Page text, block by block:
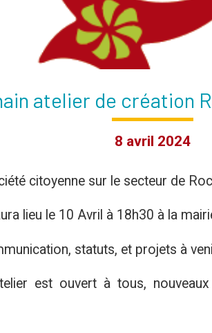
atelier de création
8 avril 2024
citoyenne sur le secteur de
lieu le 10 Avril à 18h30 à la
statuts, et projets à
est ouvert à tous,